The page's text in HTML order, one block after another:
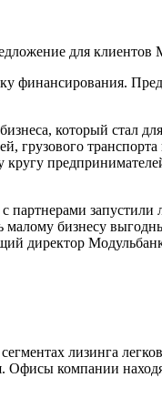
для клиентов
финансирования.
который стал
грузового
партнерами
бизнесу
директор
лизинга
Офисы компании